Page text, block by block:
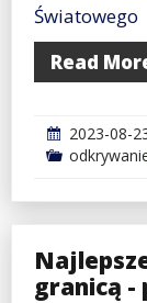
Światowego
Read
2023-08-
granicą -